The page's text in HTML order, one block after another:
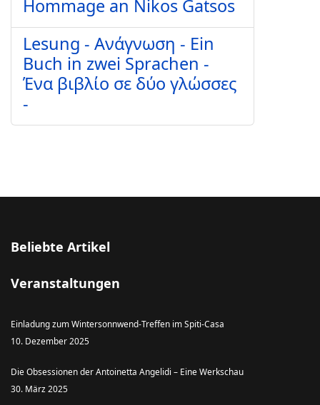
Hommage an Nikos Gatsos
Lesung - Ανάγνωση - Ein
Buch in zwei Sprachen -
Ένα βιβλίο σε δύο γλώσσες
-
Beliebte Artikel
Veranstaltungen
Einladung zum Wintersonnwend-Treffen im Spiti-Casa
10. Dezember 2025
Die Obsessionen der Antoinetta Angelidi – Eine Werkschau
30. März 2025